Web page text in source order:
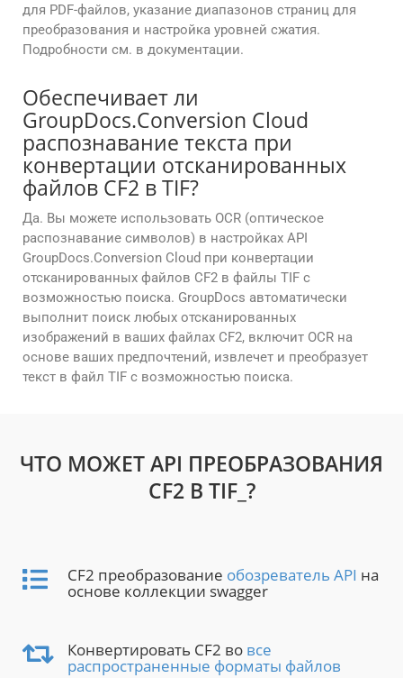
для PDF-файлов, указание диапазонов страниц для
преобразования и настройка уровней сжатия.
Подробности см. в документации.
Обеспечивает ли
GroupDocs.Conversion Cloud
распознавание текста при
конвертации отсканированных
файлов CF2 в TIF?
Да. Вы можете использовать OCR (оптическое
распознавание символов) в настройках API
GroupDocs.Conversion Cloud при конвертации
отсканированных файлов CF2 в файлы TIF с
возможностью поиска. GroupDocs автоматически
выполнит поиск любых отсканированных
изображений в ваших файлах CF2, включит OCR на
основе ваших предпочтений, извлечет и преобразует
текст в файл TIF с возможностью поиска.
ЧТО МОЖЕТ API ПРЕОБРАЗОВАНИЯ
CF2 В TIF_?
CF2 преобразование обозреватель API на
основе коллекции swagger
Конвертировать CF2 во все
распространенные форматы файлов